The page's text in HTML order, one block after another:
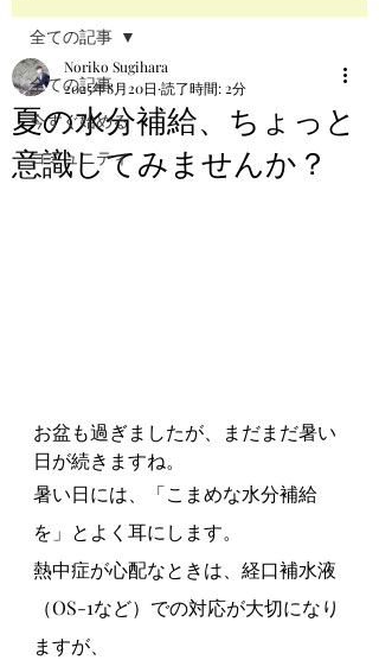
全ての記事
今すぐ始める
コミュニティ
全ての記事
夏の水分補給、ちょっと
意識してみませんか？
Noriko Sugihara
2025年8月20日 読了時間: 2分
お盆も過ぎましたが、まだまだ暑い
日が続きますね。
暑い日には、「こまめな水分補給
を」とよく耳にします。
熱中症が心配なときは、経口補水液
（OS-1など）での対応が大切になり
ますが、